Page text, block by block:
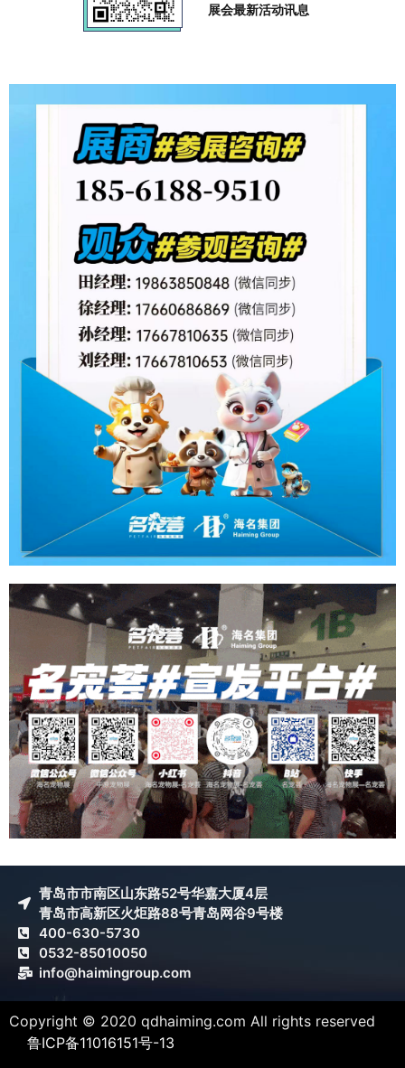
展会最新活动讯息
青岛市市南区山东路52号华嘉大厦4层
青岛市高新区火炬路88号青岛网谷9号楼
400-630-5730
0532-85010050
info@haimingroup.com
Copyright © 2020 qdhaiming.com All rights reserved
鲁ICP备11016151号-13